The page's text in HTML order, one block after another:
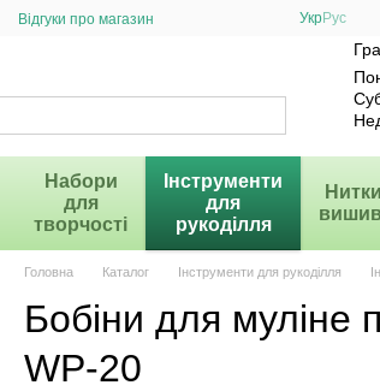
Відгуки про магазин
УкрРус
Набори
для
творчості
Інструменти
для
рукоділля
Головна Каталог Інструменти для рукоділля
Бобіни для муліне
WP-20